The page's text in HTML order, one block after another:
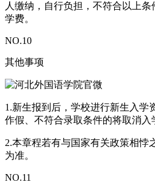
人缴纳，自行负担，不符合以上
学费。
NO.10
其他事项
1.新生报到后，学校进行新生入学
作假、不符合录取条件的将取消入
2.本章程若有与国家有关政策相悖
为准。
NO.11